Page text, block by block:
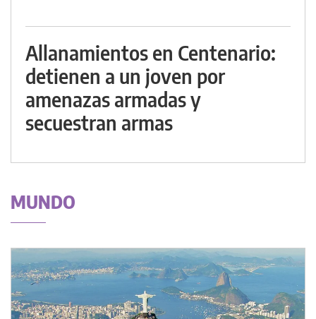
Allanamientos en Centenario:
detienen a un joven por
amenazas armadas y
secuestran armas
MUNDO